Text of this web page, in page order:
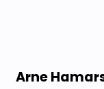
Arne